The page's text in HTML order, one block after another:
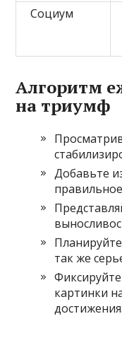
Социум
Алгоритм
на триумф
Добавьте
так же
картинки
достижения.